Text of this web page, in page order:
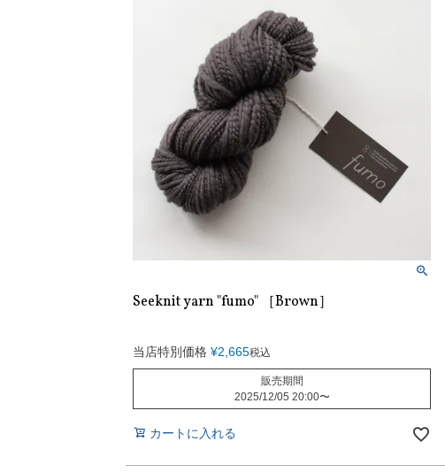
Seeknit yarn "fumo" ［Brown］
当店特別価格 ¥2,665税込
販売期間
2025/12/05 20:00〜
カートに入れる